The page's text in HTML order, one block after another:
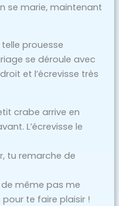
se marie, maintenant
prouesse
se déroule avec
et l’écrevisse très
crabe arrive en
L’écrevisse le
tu remarche de
même pas me
te faire plaisir !